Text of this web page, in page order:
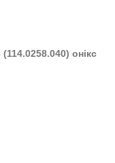
онікс